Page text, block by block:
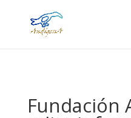
Fundación